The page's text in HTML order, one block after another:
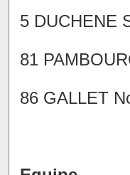
5 DUCHENE
81
86 GALLET